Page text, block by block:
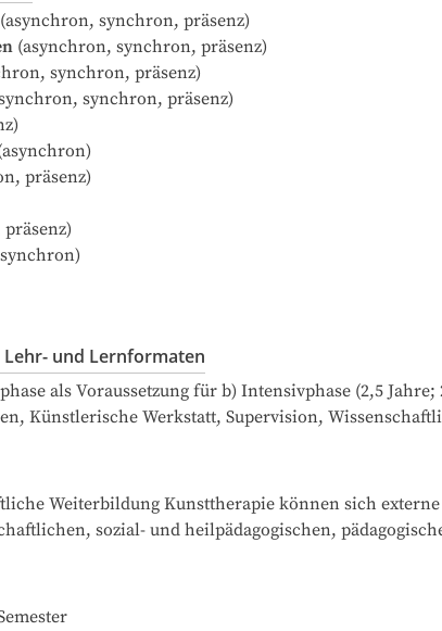
synchron, präsenz)
(asynchron, synchron, präsenz)
synchron, präsenz)
synchron, präsenz)
präsenz)
und Lernformaten
als Voraussetzung für b) Intensivphase (2,5 Jahre;
Künstlerische Werkstatt, Supervision,
Weiterbildung Kunsttherapie können sich
sozial- und heilpädagogischen,